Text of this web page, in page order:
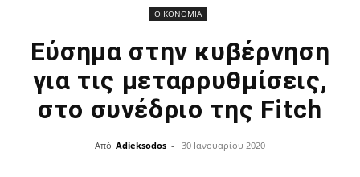
ΟΙΚΟΝΟΜΙΑ
Εύσημα στην κυβέρνηση
για τις μεταρρυθμίσεις,
στο συνέδριο της Fitch
Από Adieksodos - 30 Ιανουαρίου 2020